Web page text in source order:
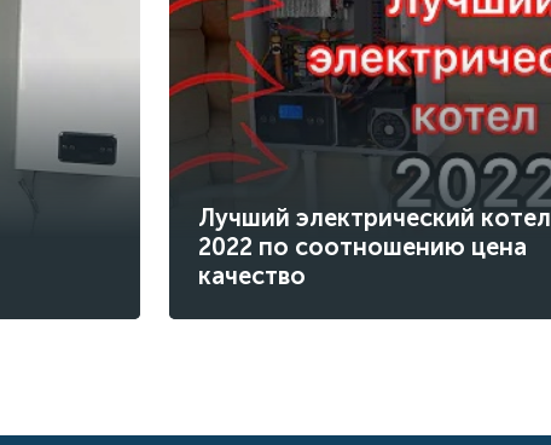
Лучший электрический котел
2022 по соотношению цена
качество